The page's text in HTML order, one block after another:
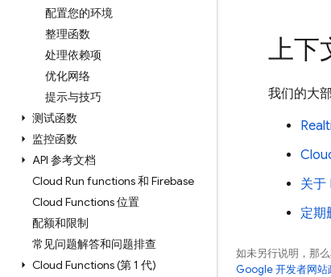
配置您的环境
整理函数
处理依赖项
优化网络
提示与技巧
测试函数
监控函数
API 参考文档
Cloud Run functions 和 Firebase
Cloud Functions 位置
配额和限制
常见问题解答和问题排查
Cloud Functions (第 1 代)
上下
我们的大
关于
定期
如未另行说明，那
Google 开发者网站